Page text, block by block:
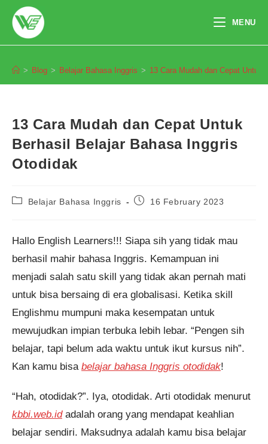
content
MENU
> Blog > Belajar Bahasa Inggris > 13 Cara Mudah dan Cepat Untuk
13 Cara Mudah dan Cepat Untuk
Berhasil Belajar Bahasa Inggris
Otodidak
PostBelajar Bahasa Inggris
Post16 February 2023
Hallo English Learners!!! Siapa sih yang tidak mau
berhasil mahir bahasa Inggris. Kemampuan ini
menjadi salah satu skill yang tidak akan pernah mati
untuk bisa bersaing di era globalisasi. Ketika skill
Englishmu mumpuni maka kesempatan untuk
mewujudkan impian terbuka lebih lebar. “Pengen sih
belajar, tapi belum ada waktu untuk ikut kursus nih”.
Kan kamu bisa belajar bahasa Inggris otodidak!
“Hah, otodidak?”. Iya, otodidak. Arti otodidak menurut
kbbi.web.idadalah orang yang mendapat keahlian
belajar sendiri. Maksudnya adalah kamu bisa belajar